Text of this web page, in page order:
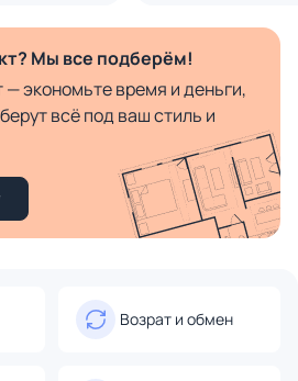
Мы все подберём!
экономьте время и деньги,
всё под ваш стиль и
Возрат и обмен